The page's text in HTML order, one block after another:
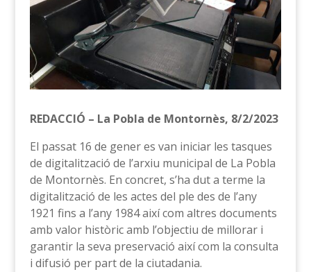
REDACCIÓ – La Pobla de Montornès, 8/2/2023
El passat 16 de gener es van iniciar les tasques
de digitalització de l’arxiu municipal de La Pobla
de Montornès. En concret, s’ha dut a terme la
digitalització de les actes del ple des de l’any
1921 fins a l’any 1984 així com altres documents
amb valor històric amb l’objectiu de millorar i
garantir la seva preservació així com la consulta
i difusió per part de la ciutadania.